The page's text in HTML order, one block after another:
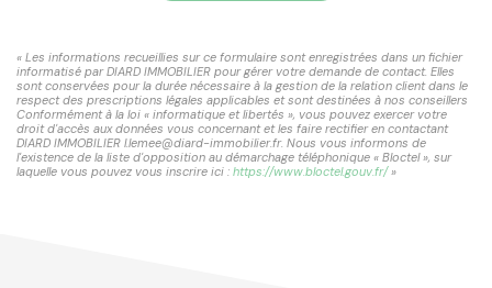
« Les informations recueillies sur ce formulaire sont enregistrées dans un fichier
informatisé par DIARD IMMOBILIER pour gérer votre demande de contact. Elles
sont conservées pour la durée nécessaire à la gestion de la relation client dans le
respect des prescriptions légales applicables et sont destinées à nos conseillers
Conformément à la loi « informatique et libertés », vous pouvez exercer votre
droit d'accès aux données vous concernant et les faire rectifier en contactant
DIARD IMMOBILIER l.lemee@diard-immobilier.fr. Nous vous informons de
l'existence de la liste d'opposition au démarchage téléphonique « Bloctel », sur
laquelle vous pouvez vous inscrire ici : https://www.bloctel.gouv.fr/»